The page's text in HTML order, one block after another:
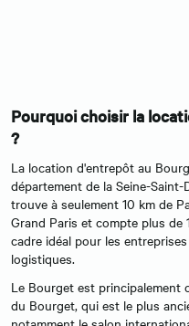
Pourquoi choisir la
?
La location d'entrepôt au
département de la Seine-
trouve à seulement 10 km de
Grand Paris et compte plus
cadre idéal pour les
logistiques.
Le Bourget est
du Bourget, qui est le plus